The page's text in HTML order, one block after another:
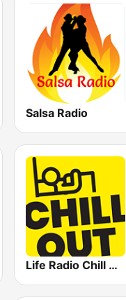
Salsa Radio
Life Radio Chill Out